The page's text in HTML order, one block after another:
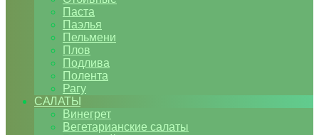
Паста
Паэлья
Пельмени
Плов
Подлива
Полента
Рагу
САЛАТЫ
Винегрет
Вегетарианские салаты